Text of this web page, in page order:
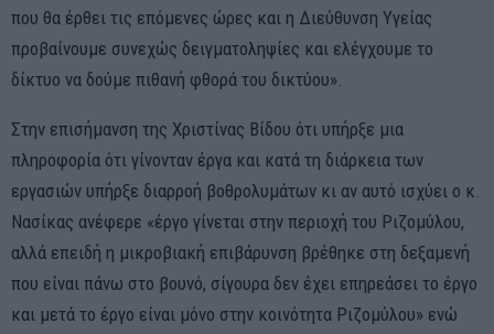
που θα έρθει τις επόμενες ώρες και η Διεύθυνση Υγείας
προβαίνουμε συνεχώς δειγματοληψίες και ελέγχουμε το
δίκτυο να δούμε πιθανή φθορά του δικτύου».
Στην επισήμανση της Χριστίνας Βίδου ότι υπήρξε μια
πληροφορία ότι γίνονταν έργα και κατά τη διάρκεια των
εργασιών υπήρξε διαρροή βοθρολυμάτων κι αν αυτό ισχύει ο κ.
Νασίκας ανέφερε «έργο γίνεται στην περιοχή του Ριζομύλου,
αλλά επειδή η μικροβιακή επιβάρυνση βρέθηκε στη δεξαμενή
που είναι πάνω στο βουνό, σίγουρα δεν έχει επηρεάσει το έργο
και μετά το έργο είναι μόνο στην κοινότητα Ριζομύλου» ενώ